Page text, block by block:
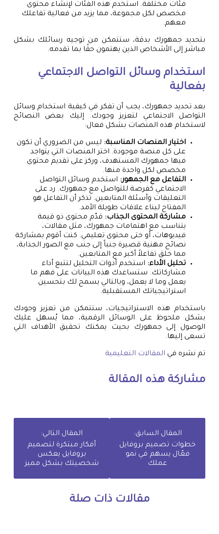
فئات مختلفة. استخدم هذه الفئات لإنشاء محتوى
مخصص لكل مجموعة، مما يزيد من فعالية تفاعلك
معهم.
بتحديد جمهورك بدقة، ستتمكن من توجيه رسائلك بشكل
مباشر إلى الأشخاص الذين يهتمون حقًا بما تقدمه.
استخدام وسائل التواصل الاجتماعي
بفعالية
بعد تحديد جمهورك، يجب أن تفكر في كيفية استخدام وسائل
التواصل الاجتماعي لتعزيز وجودك. إليك بعض النصائح
لاستخدام هذه المنصات بشكل فعال:
اختيار المنصات المناسبة: ليس من الضروري أن تكون
على كل منصة موجودة. اختر المنصات التي يتواجد
فيها جمهورك المستهدف، وركز على تقديم محتوى
مخصص لكل واحدة منها.
التفاعل مع الجمهور: استخدم وسائل التواصل
الاجتماعي كفرصة للتواصل مع جمهورك. رد على
التعليقات وأسئلة المتابعين. تذكر أن التفاعل هو
المفتاح لبناء علاقات طويلة الأمد.
مشاركة المحتوى الجذاب: قدّم محتوى ذو قيمة
يتناسب مع اهتمامات جمهورك، مثل مقالات،
فيديوهات، أو حتى محتوى تعليمي. كنت أقوم بمشاركة
نصائح مهنية قصيرة جنباً إلى جنب مع الصور الجذابة،
مما خلق تفاعلاً أكبر مع المتابعين.
تحليل الأداء: استخدم أدوات التحليل لتتبع أداء
مشاركاتك. ستساعدك هذه البيانات على فهم ما
يعمل وما لا يعمل، وبالتالي يسمح لك بتحسين
استراتيجياتك المستقبلية.
باستخدام هذه الاستراتيجيات، ستتمكن من تعزيز وجودك
بشكل ملحوظ على الوسائل الرقمية، مما يُسهل عليك
الوصول إلى جمهورك بحيث يمكنك تحقيق الأهداف التي
تسعى إليها.
تم نشره في المقالات التعليمية
مشاركة هذه المقالة
المقال السابق:
خطوات تصميم بروفايل
فعّال يسهم في نمو
عملك
المقال التالي:
أفكار مبتكرة لتصميم
بروفايل يعكس
شخصيتك بشكل مميز
مقالات ذات صلة